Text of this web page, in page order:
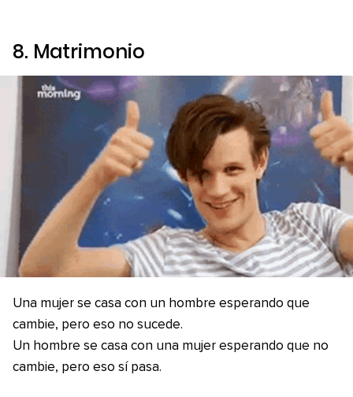
8. Matrimonio
Una mujer se casa con un hombre esperando que
cambie, pero eso no sucede.
Un hombre se casa con una mujer esperando que no
cambie, pero eso sí pasa.